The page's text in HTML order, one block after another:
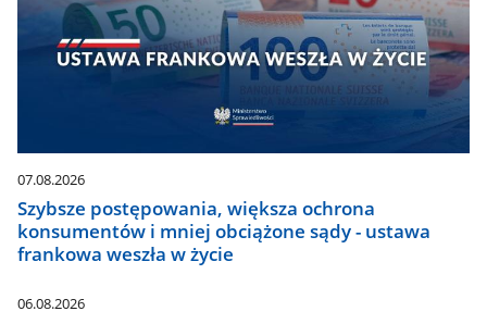
07.08.2026
Szybsze postępowania, większa ochrona
konsumentów i mniej obciążone sądy - ustawa
frankowa weszła w życie
06.08.2026